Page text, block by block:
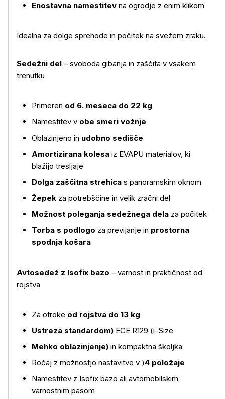
Enostavna namestitev na ogrodje z enim klikom
Idealna za dolge sprehode in počitek na svežem zraku.
Sedežni del – svoboda gibanja in zaščita v vsakem
trenutku
Primeren od 6. meseca do 22 kg
Namestitev v obe smeri vožnje
Oblazinjeno in udobno sedišče
Amortizirana kolesa iz EVAPU materialov, ki
blažijo tresljaje
Dolga zaščitna strehica s panoramskim oknom
Žepek za potrebščine in velik zračni del
Možnost poleganja sedežnega dela za počitek
Torba s podlogo za previjanje in prostorna
spodnja košara
Avtosedež z Isofix bazo – varnost in praktičnost od
rojstva
Za otroke od rojstva do 13 kg
Ustreza standardom) ECE R129 (i-Size
Mehko oblazinjenje) in kompaktna školjka
Ročaj z možnostjo nastavitve v )4 položaje
Namestitev z Isofix bazo ali avtomobilskim
varnostnim pasom